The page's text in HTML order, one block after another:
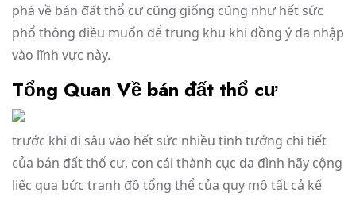
phá về bán đất thổ cư cũng giống cũng như hết sức
phổ thông điều muốn để trung khu khi đồng ý da nhập
vào lĩnh vực này.
Tổng Quan Về bán đất thổ cư
trước khi đi sâu vào hết sức nhiều tinh tướng chi tiết
của bán đất thổ cư, con cái thành cục da đình hãy cộng
liếc qua bức tranh đồ tổng thể của quy mô tất cả kế